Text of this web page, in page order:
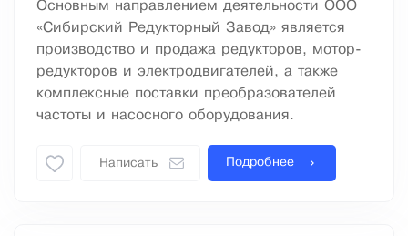
Основным направлением деятельности ООО
«Сибирский Редукторный Завод» является
производство и продажа редукторов, мотор-
редукторов и электродвигателей, а также
комплексные поставки преобразователей
частоты и насосного оборудования.
Написать Подробнее